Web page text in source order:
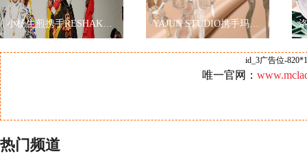
小杨生煎携手RESHAKE耀眼伦敦时装周，再现海派文化 YAJUN STUDIO携手玛丽黛佳色彩工作室2019秋冬纽约时装周玩转跨界
id_3广告位-
唯一官网：
热门频道